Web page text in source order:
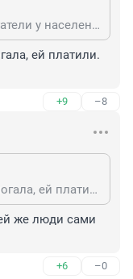
Телефонные мошенники-вымогатели у населения , в т.ч. бабушек тоже работают, а не сидят на месте, постоянно совершенствуя свои методы обмана и отъема денег, с такой логикой как у вас они тоже молодцы, и люди у нас не любят успешных. Ну ок, далеко пойдем.
ей платили.
+9 –8
Она не мошенник- и она не вымогала, ей платили. Вы не смешивайте всё.
же люди сами
+6 –0